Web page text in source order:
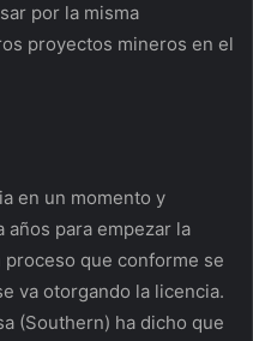
por la misma
proyectos mineros en el
en un momento y
años para empezar la
que conforme se
va otorgando la licencia.
(Southern) ha dicho que